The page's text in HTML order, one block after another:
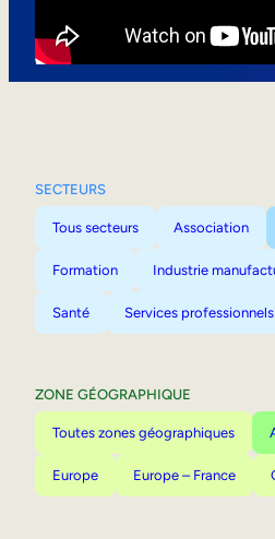
SECTEURS
Tous secteurs Association
Formation Industrie
Santé Services
ZONE GÉOGRAPHIQUE
Toutes zones géographiques
Europe Europe – France